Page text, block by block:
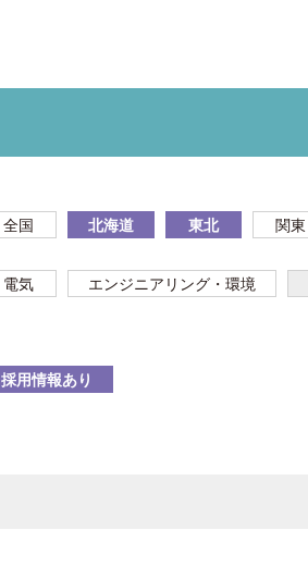
全国 北海道 東北 関東
電気 エンジニアリング・環境
採用情報あり